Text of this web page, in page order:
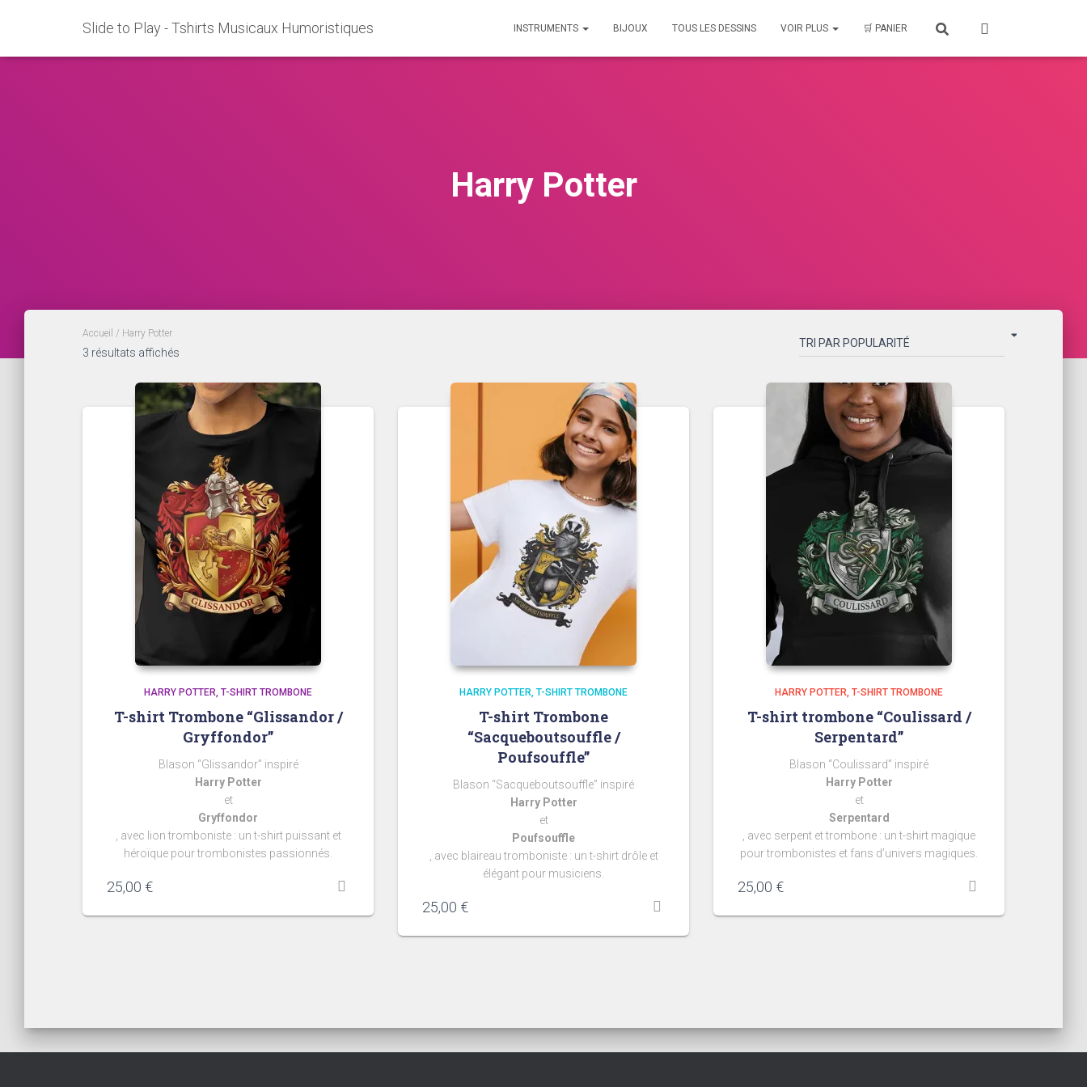
Slide to Play - Tshirts Musicaux Humoristiques INSTRUMENTS BIJOUX TOUS LES DESSINS VOIR PLUS 🛒 PANIER
Harry Potter
Accueil / Harry Potter
3 résultats affichés
popularité
HARRY POTTER T-SHIRT TROMBONE
T-shirt Trombone “Glissandor /
Gryffondor”
Blason “Glissandor” inspiré
Harry Potter
et
Gryffondor
, avec lion tromboniste : un t-shirt puissant et
héroïque pour trombonistes passionnés.
25,00 €
HARRY POTTER T-SHIRT TROMBONE
T-shirt Trombone
“Sacqueboutsouffle /
Poufsouffle”
Blason “Sacqueboutsouffle” inspiré
Harry Potter
et
Poufsouffle
, avec blaireau tromboniste : un t-shirt drôle et
élégant pour musiciens.
25,00 €
HARRY POTTER T-SHIRT TROMBONE
T-shirt trombone “Coulissard /
Serpentard”
Blason “Coulissard” inspiré
Harry Potter
et
Serpentard
, avec serpent et trombone : un t-shirt magique
pour trombonistes et fans d’univers magiques.
25,00 €